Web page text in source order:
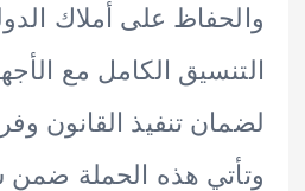
على أملاك الدولة،
الكامل مع الأجهزة
تنفيذ القانون وفرض
هذه الحملة ضمن